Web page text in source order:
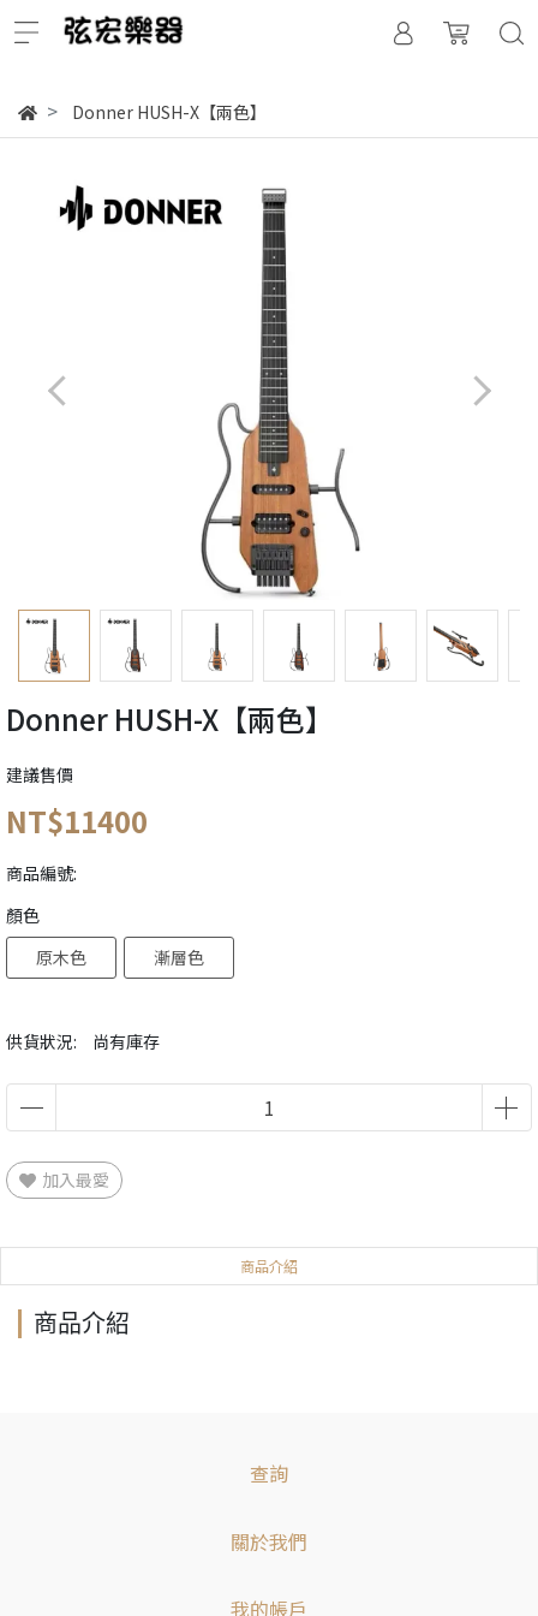
Donner HUSH-X【兩色】
Donner HUSH-X【兩色】
建議售價
NT$11400
商品編號:
供貨狀況: 尚有庫存
顏色
原木色
漸層色
加入最愛
商品介紹
商品介紹
查詢
關於我們
我的帳戶